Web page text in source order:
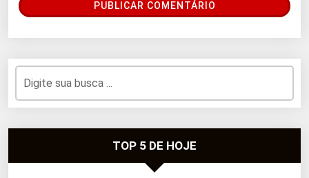
TOP 5 DE HOJE